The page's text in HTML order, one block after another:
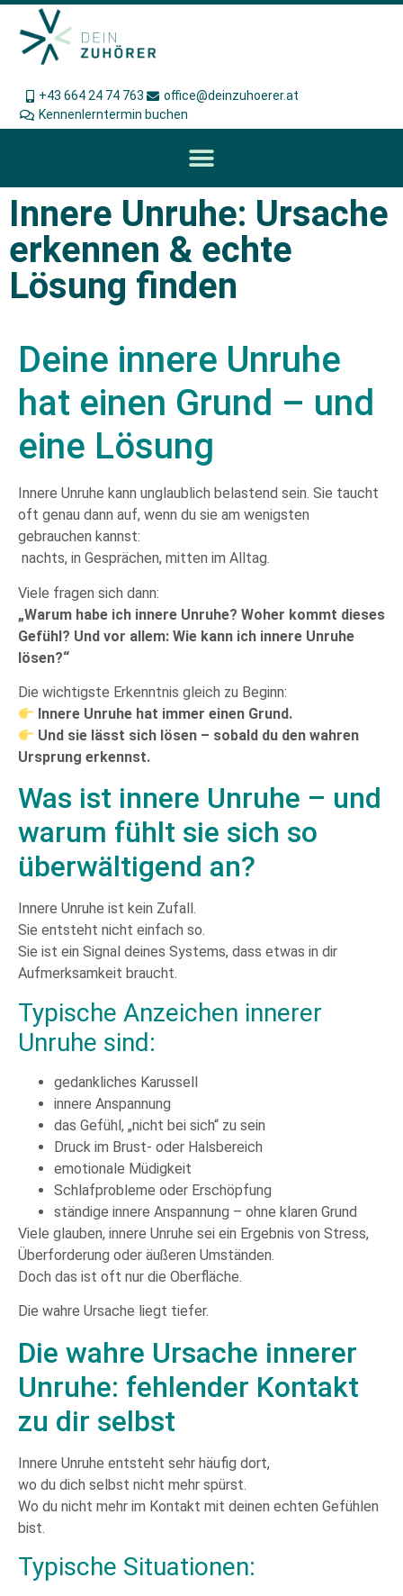
+43 664 24 74 763
office@deinzuhoerer.at
Kennenlerntermin buchen
Innere Unruhe: Ursache
erkennen & echte
Lösung finden
Deine innere Unruhe
hat einen Grund – und
eine Lösung
Innere Unruhe kann unglaublich belastend sein. Sie taucht
oft genau dann auf, wenn du sie am wenigsten
gebrauchen kannst:
nachts, in Gesprächen, mitten im Alltag.
Viele fragen sich dann:
„Warum habe ich innere Unruhe? Woher kommt dieses
Gefühl? Und vor allem: Wie kann ich innere Unruhe
lösen?“
Die wichtigste Erkenntnis gleich zu Beginn:
Innere Unruhe hat immer einen Grund.
Und sie lässt sich lösen – sobald du den wahren
Ursprung erkennst.
Was ist innere Unruhe – und
warum fühlt sie sich so
überwältigend an?
Innere Unruhe ist kein Zufall.
Sie entsteht nicht einfach so.
Sie ist ein Signal deines Systems, dass etwas in dir
Aufmerksamkeit braucht.
Typische Anzeichen innerer
Unruhe sind:
gedankliches Karussell
innere Anspannung
das Gefühl, „nicht bei sich“ zu sein
Druck im Brust- oder Halsbereich
emotionale Müdigkeit
Schlafprobleme oder Erschöpfung
ständige innere Anspannung – ohne klaren Grund
Viele glauben, innere Unruhe sei ein Ergebnis von Stress,
Überforderung oder äußeren Umständen.
Doch das ist oft nur die Oberfläche.
Die wahre Ursache liegt tiefer.
Die wahre Ursache innerer
Unruhe: fehlender Kontakt
zu dir selbst
Innere Unruhe entsteht sehr häufig dort,
wo du dich selbst nicht mehr spürst.
Wo du nicht mehr im Kontakt mit deinen echten Gefühlen
bist.
Typische Situationen: